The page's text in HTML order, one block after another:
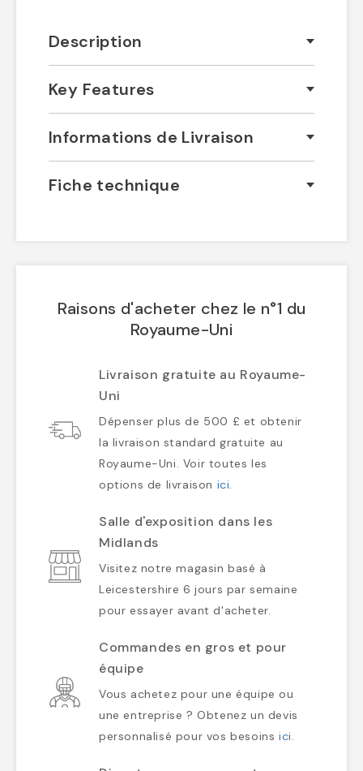
Description
Key Features
Informations de Livraison
Fiche technique
Raisons d'acheter chez le n°1 du
Royaume-Uni
Livraison gratuite au Royaume-
Uni
Dépenser plus de 500 £ et obtenir
la livraison standard gratuite au
Royaume-Uni. Voir toutes les
options de livraison ici.
Salle d'exposition dans les
Midlands
Visitez notre magasin basé à
Leicestershire 6 jours par semaine
pour essayer avant d'acheter.
Commandes en gros et pour
équipe
Vous achetez pour une équipe ou
une entreprise ? Obtenez un devis
personnalisé pour vos besoinsici.